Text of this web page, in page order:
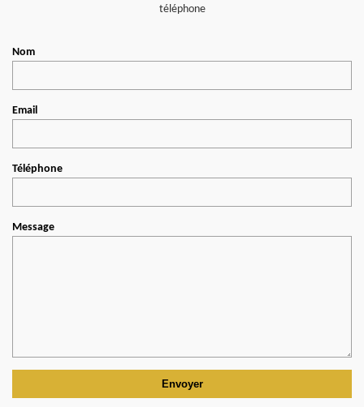
téléphone
Nom
Email
Téléphone
Message